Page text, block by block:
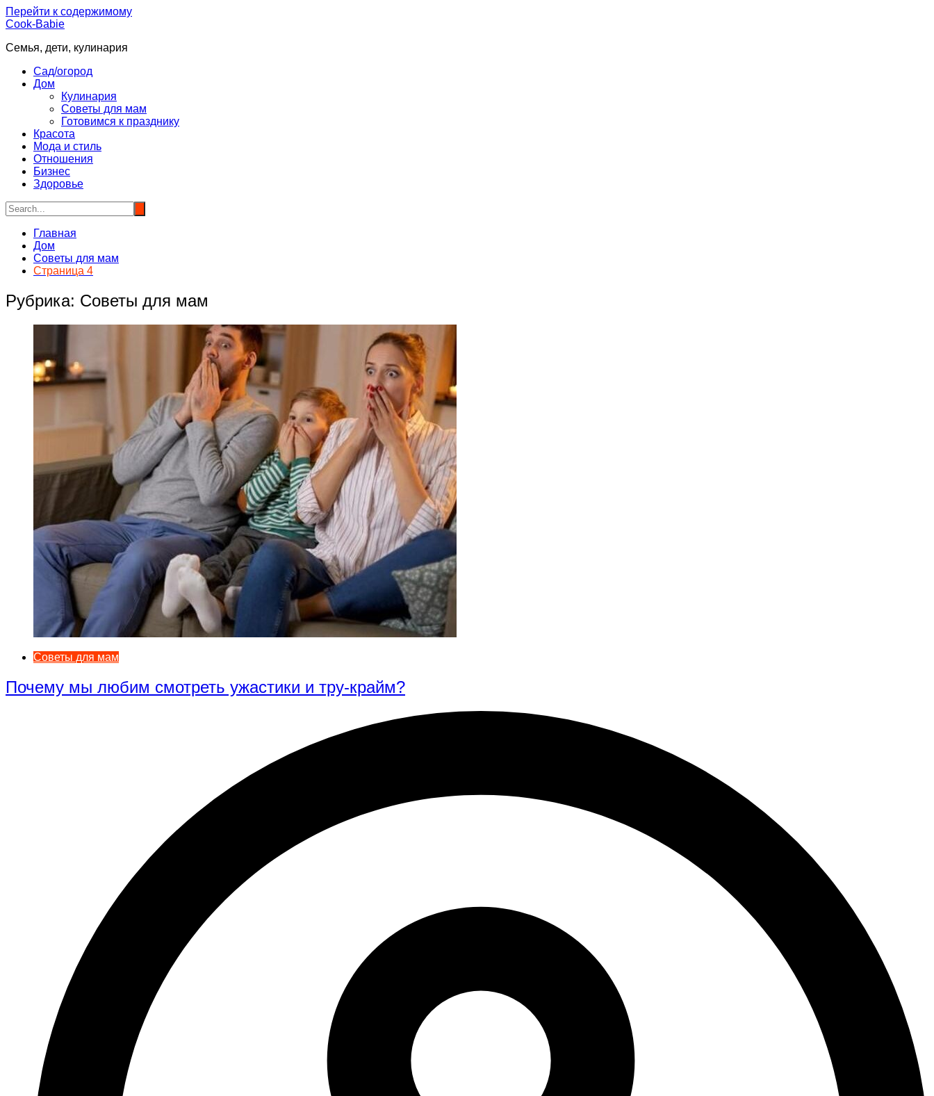
Перейти к содержимому
Cook-Babie
Семья, дети, кулинария
Сад/огород
Дом
Кулинария
Советы для мам
Готовимся к празднику
Красота
Мода и стиль
Отношения
Бизнес
Здоровье
Главная
Дом
Советы для мам
Страница 4
Рубрика: Советы для мам
Советы для мам
Почему мы любим смотреть ужастики и тру-крайм?